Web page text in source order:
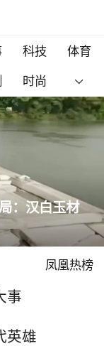
科技
体育
时尚
汉白玉材
凤凰热榜
事
英雄